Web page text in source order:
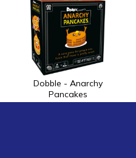
Dobble - Anarchy
Pancakes